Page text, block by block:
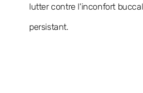
lutter contre l'inconfort buccal
persistant.